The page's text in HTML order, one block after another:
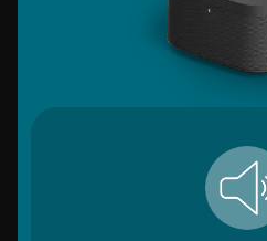
Porque para una experiencia
Y